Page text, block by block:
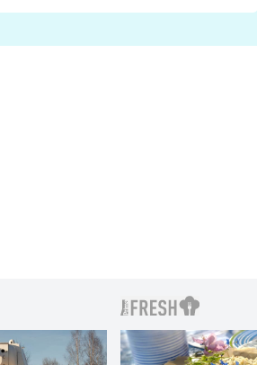
chce raději zápasit s ním než